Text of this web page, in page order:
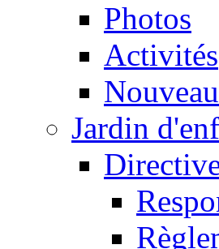
Photos
Activités
Jardin